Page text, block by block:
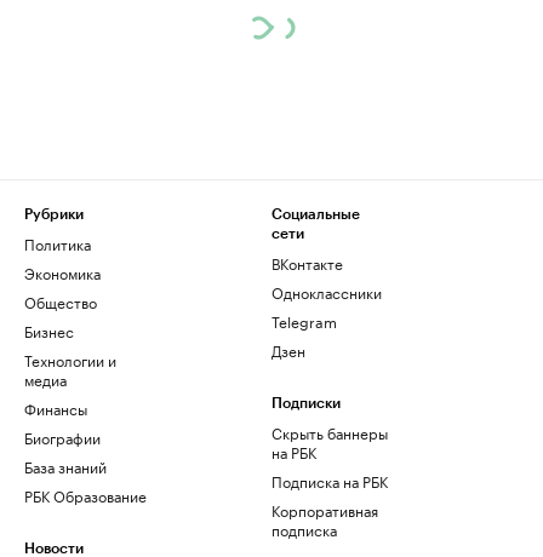
Рубрики
Политика
Экономика
Общество
Бизнес
Технологии и
медиа
Финансы
Биографии
База знаний
РБК Образование
Новости
Социальные
сети
ВКонтакте
Одноклассники
Telegram
Дзен
Подписки
Скрыть баннеры
на РБК
Подписка на РБК
Корпоративная
подписка